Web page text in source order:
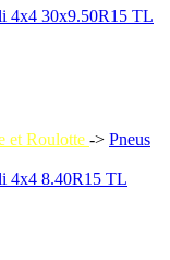
et Roulotte -> Pneus